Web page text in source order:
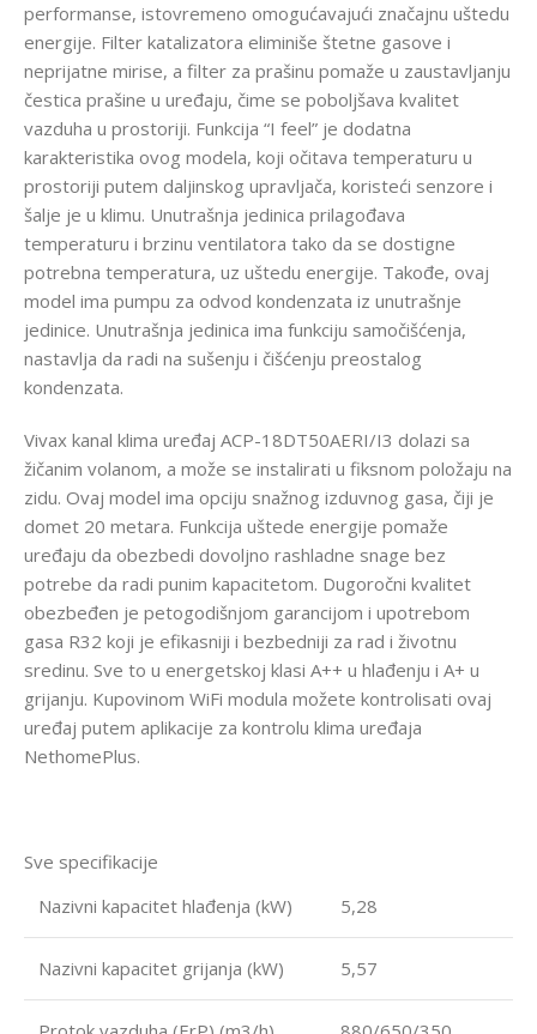
performanse, istovremeno omogućavajući značajnu uštedu
energije. Filter katalizatora eliminiše štetne gasove i
neprijatne mirise, a filter za prašinu pomaže u zaustavljanju
čestica prašine u uređaju, čime se poboljšava kvalitet
vazduha u prostoriji. Funkcija “I feel” je dodatna
karakteristika ovog modela, koji očitava temperaturu u
prostoriji putem daljinskog upravljača, koristeći senzore i
šalje je u klimu. Unutrašnja jedinica prilagođava
temperaturu i brzinu ventilatora tako da se dostigne
potrebna temperatura, uz uštedu energije. Takođe, ovaj
model ima pumpu za odvod kondenzata iz unutrašnje
jedinice. Unutrašnja jedinica ima funkciju samočišćenja,
nastavlja da radi na sušenju i čišćenju preostalog
kondenzata.
Vivax kanal klima uređaj ACP-18DT50AERI/I3 dolazi sa
žičanim volanom, a može se instalirati u fiksnom položaju na
zidu. Ovaj model ima opciju snažnog izduvnog gasa, čiji je
domet 20 metara. Funkcija uštede energije pomaže
uređaju da obezbedi dovoljno rashladne snage bez
potrebe da radi punim kapacitetom. Dugoročni kvalitet
obezbeđen je petogodišnjom garancijom i upotrebom
gasa R32 koji je efikasniji i bezbedniji za rad i životnu
sredinu. Sve to u energetskoj klasi A++ u hlađenju i A+ u
grijanju. Kupovinom WiFi modula možete kontrolisati ovaj
uređaj putem aplikacije za kontrolu klima uređaja
NethomePlus.
Sve specifikacije
Nazivni kapacitet hlađenja (kW)
5,28
Nazivni kapacitet grijanja (kW) 5,57